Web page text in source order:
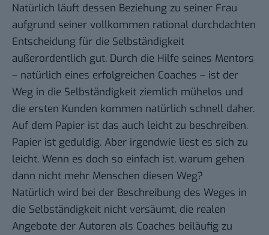
Natürlich läuft dessen Beziehung zu seiner Frau
aufgrund seiner vollkommen rational durchdachten
Entscheidung für die Selbständigkeit
außerordentlich gut. Durch die Hilfe seines Mentors
– natürlich eines erfolgreichen Coaches – ist der
Weg in die Selbständigkeit ziemlich mühelos und
die ersten Kunden kommen natürlich schnell daher.
Auf dem Papier ist das auch leicht zu beschreiben.
Papier ist geduldig. Aber irgendwie liest es sich zu
leicht. Wenn es doch so einfach ist, warum gehen
dann nicht mehr Menschen diesen Weg?
Natürlich wird bei der Beschreibung des Weges in
die Selbständigkeit nicht versäumt, die realen
Angebote der Autoren als Coaches beiläufig zu